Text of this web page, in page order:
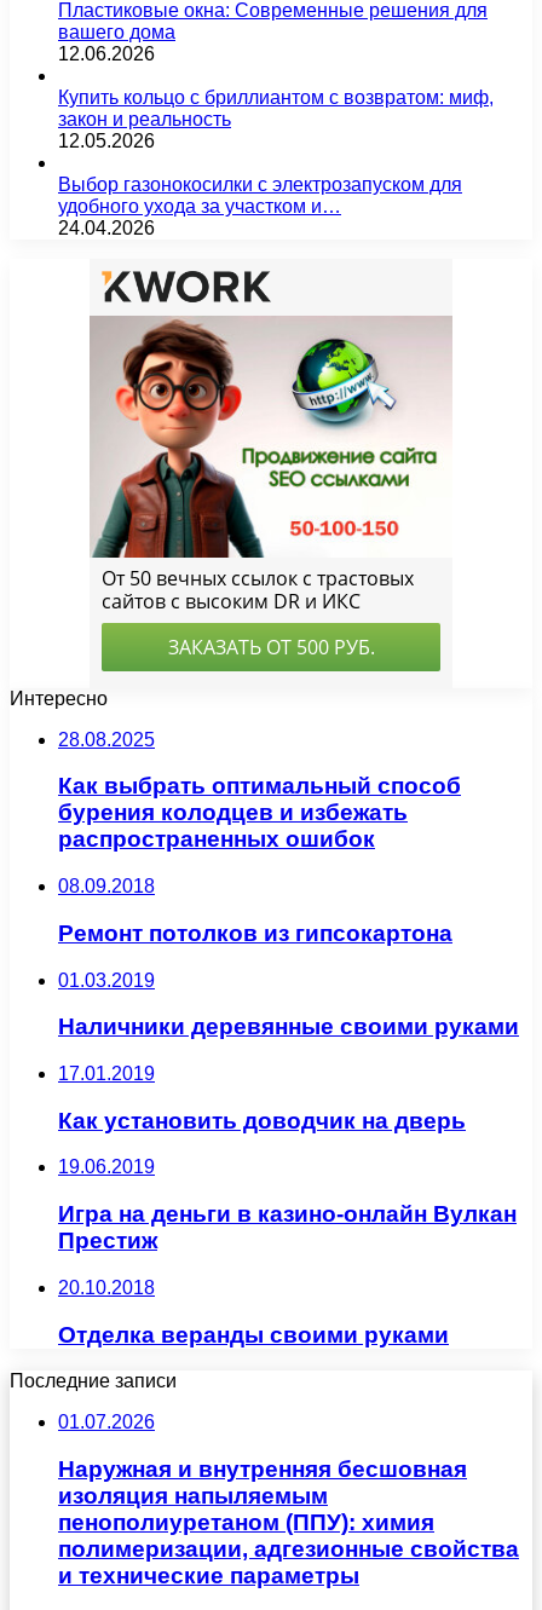
Пластиковые окна: Современные решения для
вашего дома
12.06.2026
Купить кольцо с бриллиантом с возвратом: миф,
закон и реальность
12.05.2026
Выбор газонокосилки с электрозапуском для
удобного ухода за участком и…
24.04.2026
Интересно
28.08.2025
Как выбрать оптимальный способ
бурения колодцев и избежать
распространенных ошибок
08.09.2018
Ремонт потолков из гипсокартона
01.03.2019
Наличники деревянные своими руками
17.01.2019
Как установить доводчик на дверь
19.06.2019
Игра на деньги в казино-онлайн Вулкан
Престиж
20.10.2018
Отделка веранды своими руками
Последние записи
01.07.2026
Наружная и внутренняя бесшовная
изоляция напыляемым
пенополиуретаном (ППУ): химия
полимеризации, адгезионные свойства
и технические параметры